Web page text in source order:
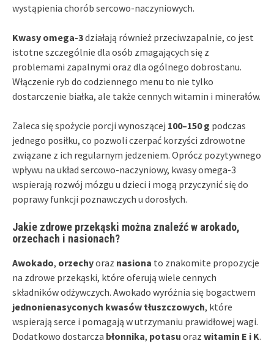
wystąpienia chorób sercowo-naczyniowych.
Kwasy omega-3działają również przeciwzapalnie, co jest
istotne szczególnie dla osób zmagających się z
problemami zapalnymi oraz dla ogólnego dobrostanu.
Włączenie ryb do codziennego menu to nie tylko
dostarczenie białka, ale także cennych witamin i minerałów.
Zaleca się spożycie porcji wynoszącej 100–150 g podczas
jednego posiłku, co pozwoli czerpać korzyści zdrowotne
związane z ich regularnym jedzeniem. Oprócz pozytywnego
wpływu na układ sercowo-naczyniowy, kwasy omega-3
wspierają rozwój mózgu u dzieci i mogą przyczynić się do
poprawy funkcji poznawczych u dorosłych.
Jakie zdrowe przekąski można znaleźć w arokado,
orzechach i nasionach?
Awokado, orzechyoraz nasiona to znakomite propozycje
na zdrowe przekąski, które oferują wiele cennych
składników odżywczych. Awokado wyróżnia się bogactwem
jednonienasyconych kwasów tłuszczowych, które
wspierają serce i pomagają w utrzymaniu prawidłowej wagi.
Dodatkowo dostarcza błonnika, potasu oraz witamin E i K.